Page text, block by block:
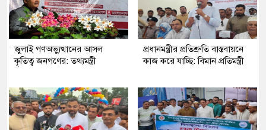
জুলাই গণঅভ্যুত্থানের আসল
কৃতিত্ব জনগণের: তথ্যমন্ত্রী
প্রধানমন্ত্রীর প্রতিশ্রুতি বাস্তবায়নে
কাজ করে যাচ্ছি: বিমান প্রতিমন্ত্রী